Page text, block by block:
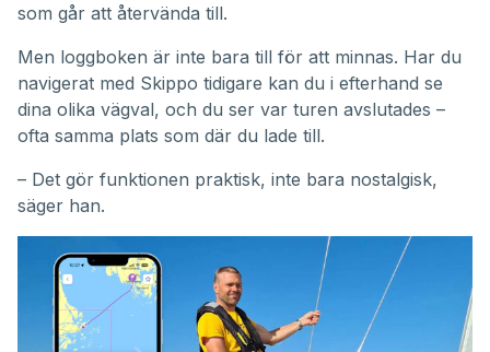
som går att återvända till.
Men loggboken är inte bara till för att minnas. Har du
navigerat med Skippo tidigare kan du i efterhand se
dina olika vägval, och du ser var turen avslutades –
ofta samma plats som där du lade till.
– Det gör funktionen praktisk, inte bara nostalgisk,
säger han.